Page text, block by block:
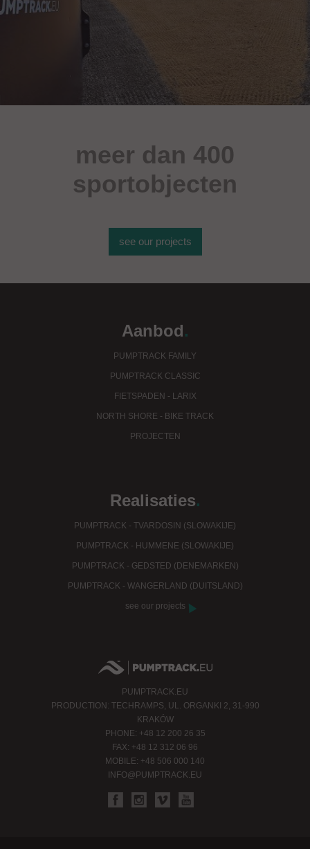
meer dan 400
sportobjecten
see our projects
Aanbod.
PUMPTRACK FAMILY
PUMPTRACK CLASSIC
FIETSPADEN - LARIX
NORTH SHORE - BIKE TRACK
PROJECTEN
Realisaties.
PUMPTRACK - TVARDOSIN (SLOWAKIJE)
PUMPTRACK - HUMMENE (SLOWAKIJE)
PUMPTRACK - GEDSTED (DENEMARKEN)
PUMPTRACK - WANGERLAND (DUITSLAND)
see our projects
PUMPTRACK.EU
PRODUCTION: TECHRAMPS, UL. ORGANKI 2, 31-990
KRAKÓW
PHONE: +48 12 200 26 35
FAX: +48 12 312 06 96
MOBILE: +48 506 000 140
INFO@PUMPTRACK.EU